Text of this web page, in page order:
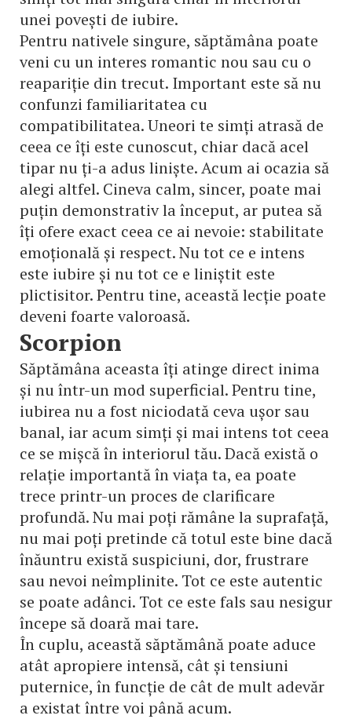
unei povești de iubire.
Pentru nativele singure, săptămâna poate
veni cu un interes romantic nou sau cu o
reapariție din trecut. Important este să nu
confunzi familiaritatea cu
compatibilitatea. Uneori te simți atrasă de
ceea ce îți este cunoscut, chiar dacă acel
tipar nu ți-a adus liniște. Acum ai ocazia să
alegi altfel. Cineva calm, sincer, poate mai
puțin demonstrativ la început, ar putea să
îți ofere exact ceea ce ai nevoie: stabilitate
emoțională și respect. Nu tot ce e intens
este iubire și nu tot ce e liniștit este
plictisitor. Pentru tine, această lecție poate
deveni foarte valoroasă.
Scorpion
Săptămâna aceasta îți atinge direct inima
și nu într-un mod superficial. Pentru tine,
iubirea nu a fost niciodată ceva ușor sau
banal, iar acum simți și mai intens tot ceea
ce se mișcă în interiorul tău. Dacă există o
relație importantă în viața ta, ea poate
trece printr-un proces de clarificare
profundă. Nu mai poți rămâne la suprafață,
nu mai poți pretinde că totul este bine dacă
înăuntru există suspiciuni, dor, frustrare
sau nevoi neîmplinite. Tot ce este autentic
se poate adânci. Tot ce este fals sau nesigur
începe să doară mai tare.
În cuplu, această săptămână poate aduce
atât apropiere intensă, cât și tensiuni
puternice, în funcție de cât de mult adevăr
a existat între voi până acum.